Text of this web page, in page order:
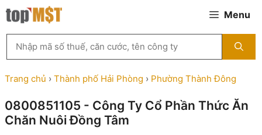
Chuyển
đến
Menu
kiếm
MST
theo
tên
ty,
người
Trang chủ › Thành phố Hải Phòng › Phường Thành Đông
0800851105 - Công Ty Cổ Phần Thức Ăn
Chăn Nuôi Đồng Tâm